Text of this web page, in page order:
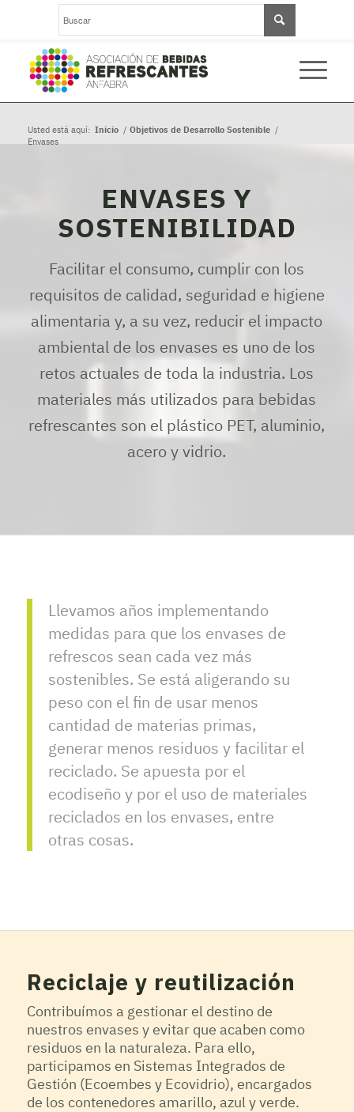
Usted está aquí: Inicio / Objetivos de Desarrollo Sostenible /
Envases
ENVASES Y
SOSTENIBILIDAD
Facilitar el consumo, cumplir con los
requisitos de calidad, seguridad e higiene
alimentaria y, a su vez, reducir el impacto
ambiental de los envases es uno de los
retos actuales de toda la industria. Los
materiales más utilizados para bebidas
refrescantes son el plástico PET, aluminio,
acero y vidrio.
Llevamos años implementando
medidas para que los envases de
refrescos sean cada vez más
sostenibles. Se está aligerando su
peso con el fin de usar menos
cantidad de materias primas,
generar menos residuos y facilitar el
reciclado. Se apuesta por el
ecodiseño y por el uso de materiales
reciclados en los envases, entre
otras cosas.
Reciclaje y reutilización
Contribuímos a gestionar el destino de
nuestros envases y evitar que acaben como
residuos en la naturaleza. Para ello,
participamos en Sistemas Integrados de
Gestión (Ecoembes y Ecovidrio), encargados
de los contenedores amarillo, azul y verde.